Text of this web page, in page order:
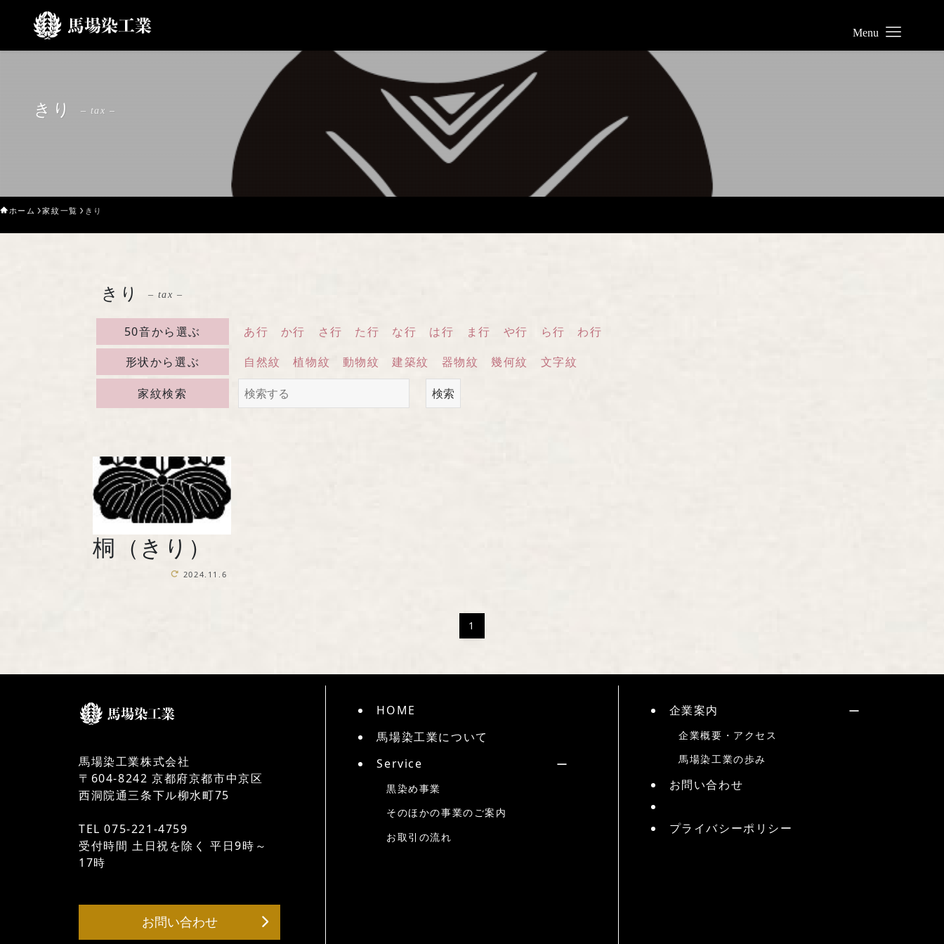
馬場染工業について
Service
企業案内
〒604-8242 京都府京都市中京区
きり – tax –
ホーム 家紋一覧 きり
きり – tax –
50音から選ぶ あ行 か行 さ行 た行 な行 は行 ま行 や行 ら行
わ行
形状から選ぶ
自然紋 植物紋 動物紋 建築紋 器物紋 幾何紋 文字紋
家紋検索 検索
桐（きり）
2024.11.6
1
馬場染工業株式会社
〒604-8242 京都府京都市中京区
西洞院通三条下ル柳水町75
TEL 075-221-4759
受付時間 土日祝を除く 平日9時～
17時
お問い合わせ
HOME
馬場染工業について
Service
黒染め事業
そのほかの事業のご案内
お取引の流れ
企業案内
企業概要・アクセス
馬場染工業の歩み
お問い合わせ
プライバシーポリシー